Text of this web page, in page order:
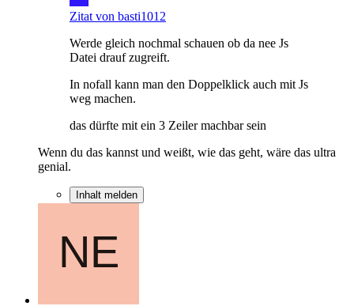
Zitat von basti1012
Werde gleich nochmal schauen ob da nee Js
Datei drauf zugreift.
In nofall kann man den Doppelklick auch mit Js
weg machen.
das dürfte mit ein 3 Zeiler machbar sein
Wenn du das kannst und weißt, wie das geht, wäre das ultra
genial.
Inhalt melden